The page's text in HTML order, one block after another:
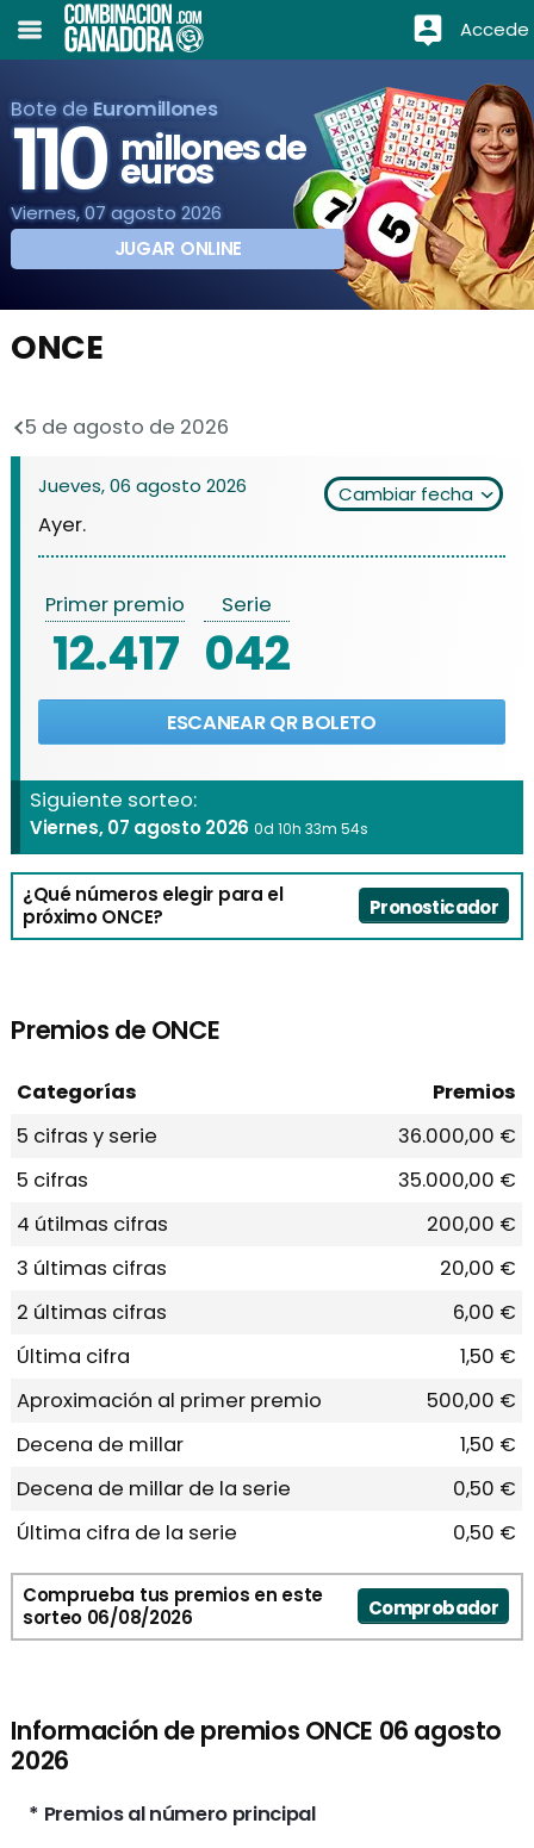
Accede
Bote de Euromillones
110 millones de
euros
Viernes, 07 agosto 2026
JUGAR ONLINE
ONCE
5 de agosto de 2026
Jueves, 06 agosto 2026 Cambiar fecha
Ayer.
Primer premio
12.417
Serie
042
ESCANEAR QR BOLETO
Siguiente sorteo:
Viernes, 07 agosto 2026 0d 10h 33m 54s
¿Qué números elegir para el
próximo ONCE?
Pronosticador
Premios de ONCE
Categorías
Premios
5 cifras y serie
36.000,00 €
5 cifras
35.000,00 €
4 útilmas cifras
200,00 €
3 últimas cifras
20,00 €
2 últimas cifras
6,00 €
Última cifra
1,50 €
Aproximación al primer premio
500,00 €
Decena de millar
1,50 €
Decena de millar de la serie
0,50 €
Última cifra de la serie
0,50 €
Comprueba tus premios en este
sorteo 06/08/2026
Comprobador
Información de premios ONCE 06 agosto
2026
* Premios al número principal